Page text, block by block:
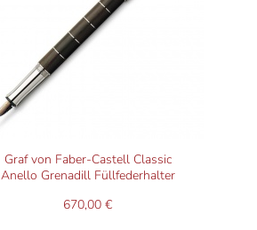
Graf von Faber-Castell Classic
Anello Grenadill Füllfederhalter
670,00 €